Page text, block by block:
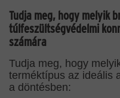
Tudja meg, hogy melyik
túlfeszültségvédelmi
számára
Tudja meg, hogy
terméktípus az ideális
a döntésben: